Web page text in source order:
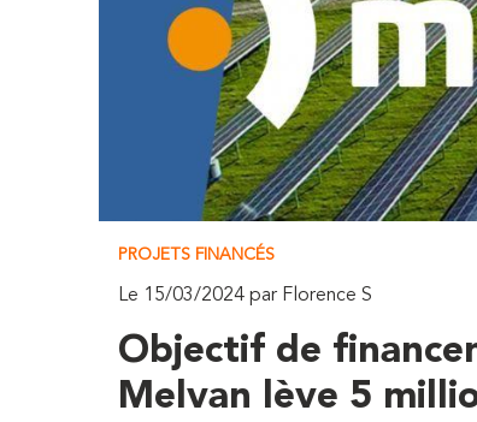
PROJETS FINANCÉS
Le 15/03/2024 par Florence S
Objectif de
Melvan lève 5